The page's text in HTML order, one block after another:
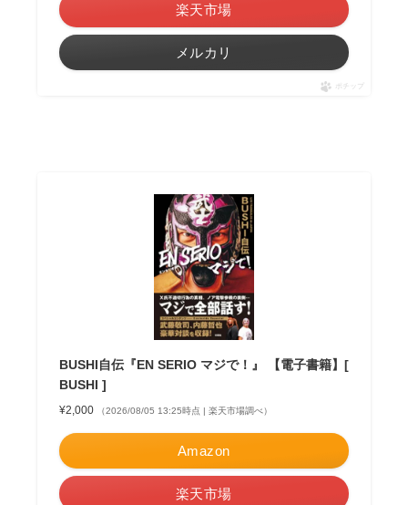
楽天市場
メルカリ
ポチップ
BUSHI自伝『EN SERIO マジで！』 【電子書籍】[
BUSHI ]
¥2,000 （2026/08/05 13:25時点 | 楽天市場調べ）
Amazon
楽天市場